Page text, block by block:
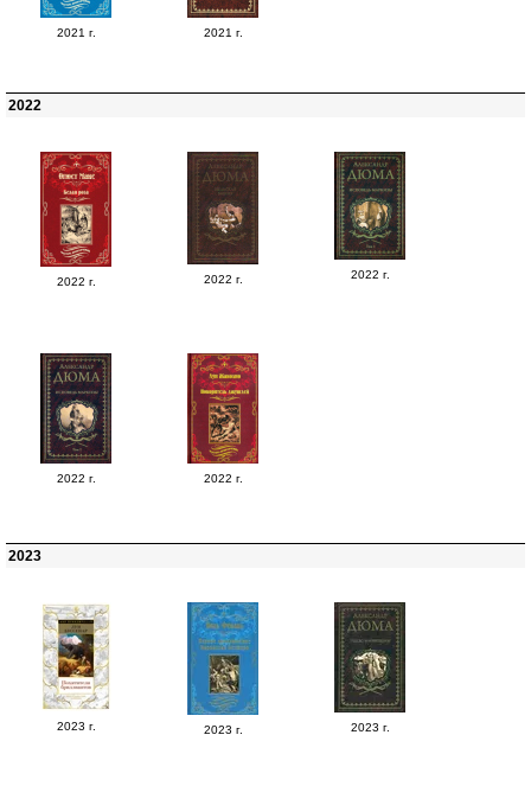
2021 г. 2021 г.
2022
2022 г. 2022 г. 2022 г.
2022 г. 2022 г.
2023
2023 г. 2023 г. 2023 г.